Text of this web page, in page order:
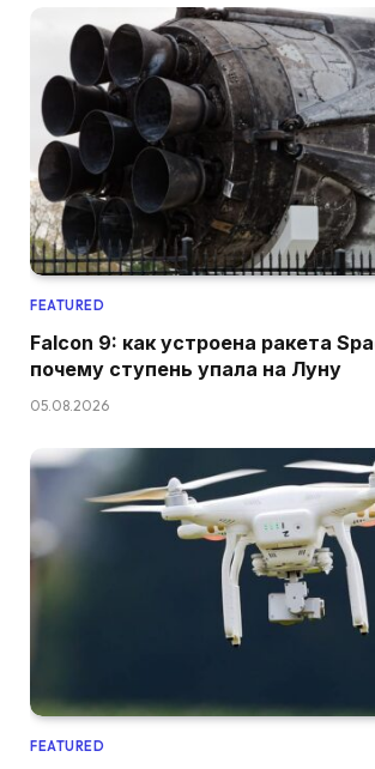
FEATURED
Falcon 9: как устроена ракета
почему ступень упала на Луну
05.08.2026
FEATURED